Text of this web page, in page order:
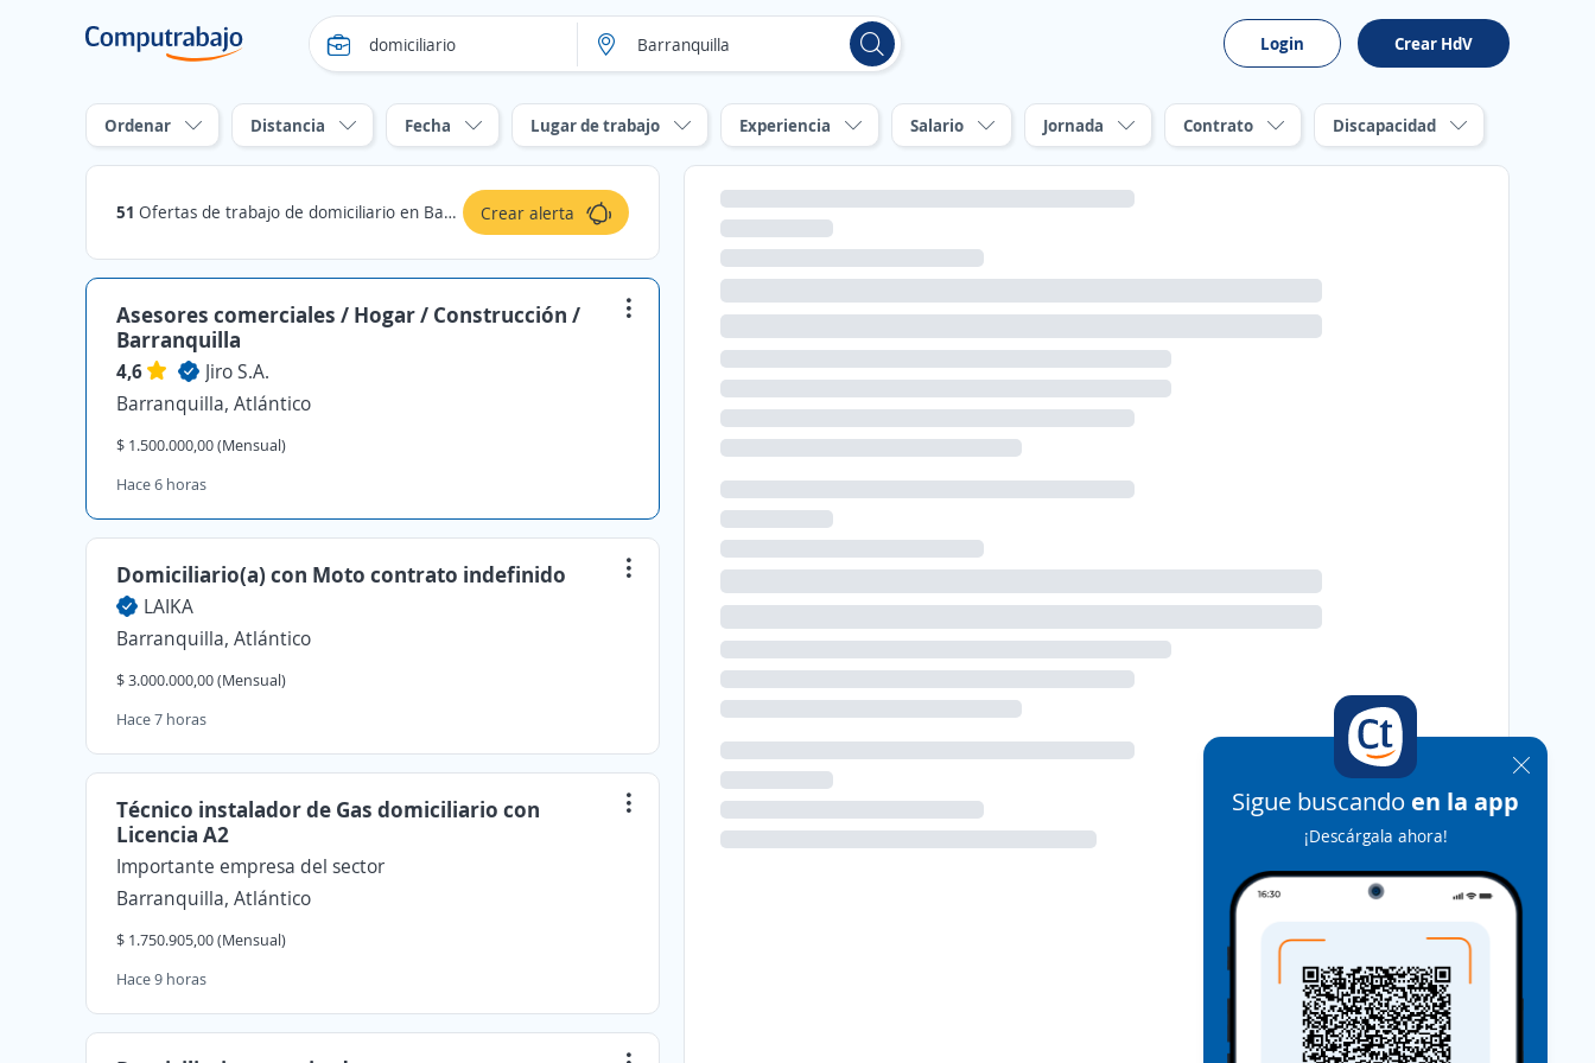
Login Crear HdV
Ordenar Distancia Fecha Lugar de trabajo Experiencia Salario Jornada Contrato Discapacidad
51 Ofertas de trabajo de domiciliario en Barranquilla, Atlántico Crear alerta
Asesores comerciales / Hogar / Construcción /
Barranquilla
4,6
Jiro S.A.
Barranquilla, Atlántico
$ 1.500.000,00 (Mensual)
Hace 6 horas
Domiciliario(a) con Moto contrato indefinido
LAIKA
Barranquilla, Atlántico
$ 3.000.000,00 (Mensual)
Hace 7 horas
Técnico instalador de Gas domiciliario con
Licencia A2
Importante empresa del sector
Barranquilla, Atlántico
$ 1.750.905,00 (Mensual)
Hace 9 horas
Sigue buscando en la app
¡Descárgala ahora!